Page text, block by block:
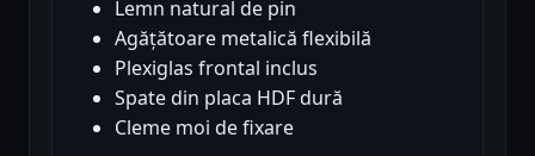
Lemn natural de pin
Agățătoare metalică flexibilă
Plexiglas frontal inclus
Spate din placa HDF dură
Cleme moi de fixare